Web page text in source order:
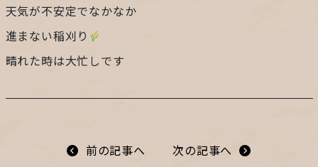
お問い合わせ
天気が不安定でなかなか
進まない稲刈り
晴れた時は大忙しです
前の記事へ 次の記事へ